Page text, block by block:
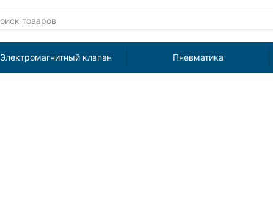
Электромагнитный клапан Пневматика